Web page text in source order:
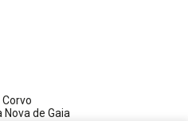
Corvo
de Gaia